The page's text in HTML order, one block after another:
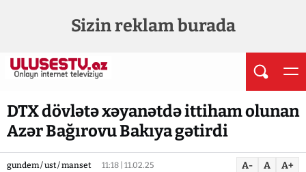
Sizin reklam burada
DTX dövlətə xəyanətdə ittiham olunan
Azər Bağırovu Bakıya gətirdi
gundem / ust / manset 11:18 | 11.02.25 A- A A+